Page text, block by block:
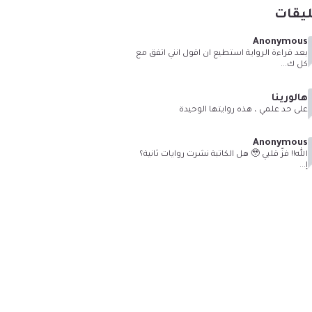
Anonymous
بعد قراءة الرواية استطيع ان اقول انني اتفق مع
كل ك...
هالورينا
على حد علمي ، هذه روايتها الوحيدة
Anonymous
الله!! فزّ قلبي 🥹 هل الكاتبة نشرت روايات ثانية؟
إ...